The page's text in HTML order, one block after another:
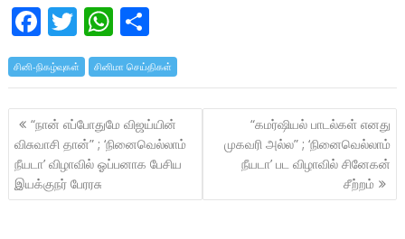
F
ac
e
b
o
o
k
T
w
itt
er
W
h
at
s
A
p
p
h
ar
e
சினி-நிகழ்வுகள் சினிமா செய்திகள்
Post
navigation
“நான் எப்போதுமே விஜய்யின்
விசுவாசி தான்” ; ‘நினைவெல்லாம்
நீயடா’ விழாவில் ஓப்பனாக பேசிய
இயக்குநர் பேரரசு
“கமர்ஷியல் பாடல்கள் எனது
முகவரி அல்ல” ; ‘நினைவெல்லாம்
நீயடா’ பட விழாவில் சினேகன்
சீற்றம்